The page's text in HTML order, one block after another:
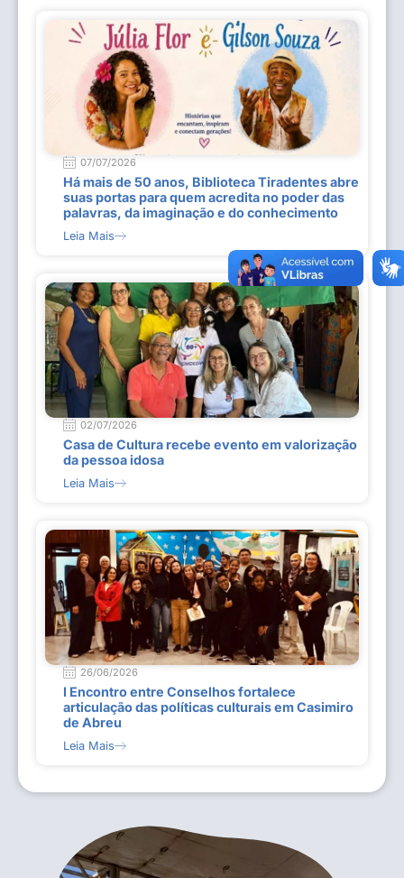
07/07/2026
Há mais de 50 anos, Biblioteca Tiradentes abre
suas portas para quem acredita no poder das
palavras, da imaginação e do conhecimento
Leia Mais
02/07/2026
Casa de Cultura recebe evento em valorização
da pessoa idosa
Leia Mais
26/06/2026
I Encontro entre Conselhos fortalece
articulação das políticas culturais em Casimiro
de Abreu
Leia Mais